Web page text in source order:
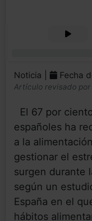
Noticia | Fecha
Artículo revisado
El 67 por
españoles ha
a la
gestionar el
surgen durante
según un
España en el
hábitos